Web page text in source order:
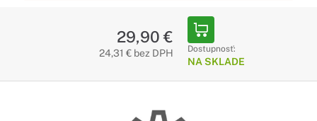
29,90 €
24,31 € bez DPH Dostupnosť:
NA SKLADE